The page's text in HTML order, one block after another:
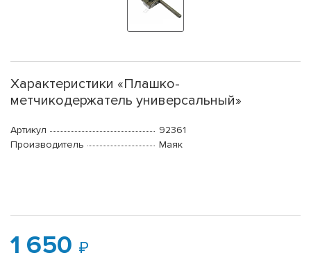
Характеристики «Плашко-
метчикодержатель универсальный»
Артикул
92361
Производитель
Маяк
1 650